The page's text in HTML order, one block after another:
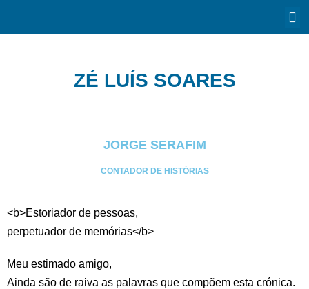
ZÉ LUÍS SOARES
JORGE SERAFIM
CONTADOR DE HISTÓRIAS
<b>Estoriador de pessoas,
perpetuador de memórias</b>
Meu estimado amigo,
Ainda são de raiva as palavras que compõem esta crónica.